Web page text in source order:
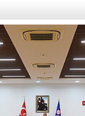
Bu belirtileri